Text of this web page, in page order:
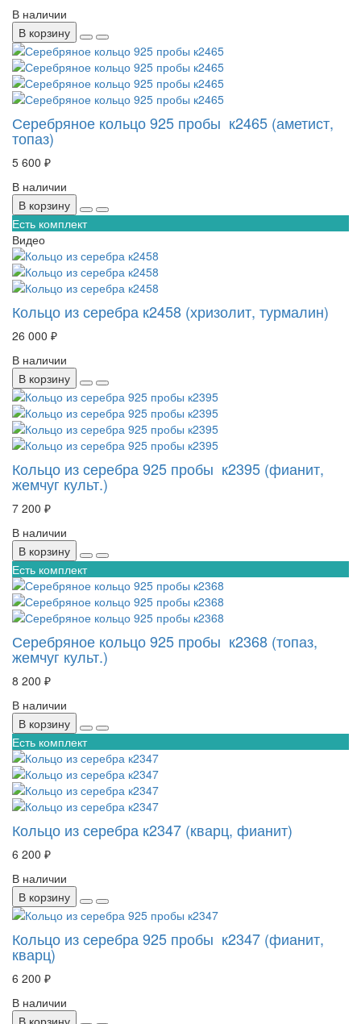
В наличии
В корзину
Серебряное кольцо 925 пробы к2465 (аметист,
топаз)
5 600 ₽
В наличии
В корзину
Есть комплект
Видео
Кольцо из серебра к2458 (хризолит, турмалин)
26 000 ₽
В наличии
В корзину
Кольцо из серебра 925 пробы к2395 (фианит,
жемчуг культ.)
7 200 ₽
В наличии
В корзину
Есть комплект
Серебряное кольцо 925 пробы к2368 (топаз,
жемчуг культ.)
8 200 ₽
В наличии
В корзину
Есть комплект
Кольцо из серебра к2347 (кварц, фианит)
6 200 ₽
В наличии
В корзину
Кольцо из серебра 925 пробы к2347 (фианит,
кварц)
6 200 ₽
В наличии
В корзину